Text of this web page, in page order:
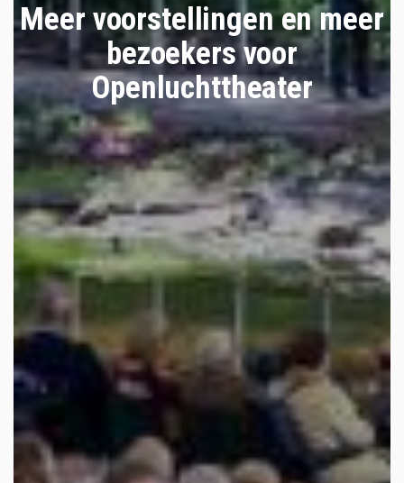
Meer voorstellingen en meer
bezoekers voor
Openluchttheater